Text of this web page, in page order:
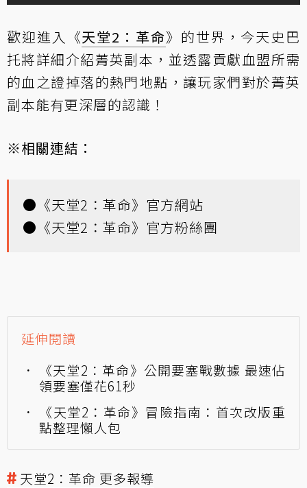
歡迎進入《天堂2：革命》的世界，今天史巴
托將詳細介紹菁英副本，並透露貢獻血盟所需
的血之證掉落的熱門地點，讓玩家們對於菁英
副本能有更深層的認識！
※相關連結：
● 《天堂2：革命》官方網站
● 《天堂2：革命》官方粉絲團
延伸閱讀
《天堂2：革命》公開要塞戰數據 最速佔
領要塞僅花61秒
《天堂2：革命》冒險指南：首次改版重
點整理懶人包
天堂2：革命 更多報導